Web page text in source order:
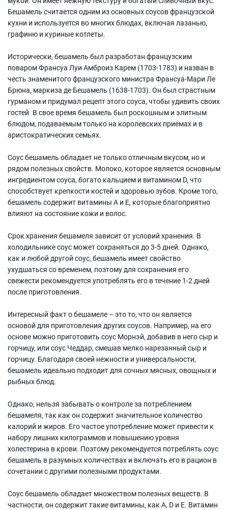
Масло оливковое, Сельдерей, Морковь, Лук репчатый, Вино
красное сухое, Томатное пюре, Говяжий фарш, Мускатный орех
Бешамель считается одним из основных соусов французской
кухни и используется во многих блюдах, включая лазанью,
графиню и куриные котлеты.
Исторически, бешамель был разработан французским
поваром Франсуа Луи Амброиз Карем (1703-1783) и назван в
честь знаменитого французского министра Франсуа-Мари Ле
Брюна, маркиза де Бешамель (1638-1703). Он был страстным
гурманом и придумал рецепт этого соуса, чтобы удивить своих
гостей. В свое время бешамель был роскошным и элитным
блюдом, подаваемым только на королевских приемах и в
аристократических семьях.
Соус бешамель обладает не только отличным вкусом, но и
рядом полезных свойств. Молоко, которое является основным
ингредиентом соуса, богато кальцием и витамином D, что
способствует крепкости костей и здоровью зубов. Кроме того,
бешамель содержит витамины А и Е, которые благоприятно
влияют на состояние кожи и волос.
Срок хранения бешамеля зависит от условий хранения. В
холодильнике соус может сохраняться до 3-5 дней. Однако,
как и любой другой соус, бешамель имеет свойство
ухудшаться со временем, поэтому для сохранения его
свежести рекомендуется употреблять его в течение 1-2 дней
после приготовления.
Интересный факт о бешамеле – это то, что он является
основой для приготовления других соусов. Например, на его
основе можно приготовить соус Морнэй, добавив в него сыр и
горчицу, или соус Чеддар, смешав мелко нарезанный сыр и
горчицу. Благодаря своей нежности и универсальности,
бешамель идеально подходит для сочных мясных, овощных и
рыбных блюд.
Однако, нельзя забывать о контроле за потреблением
бешамеля, так как он содержит значительное количество
калорий и жиров. Его частое употребление может привести к
набору лишних килограммов и повышению уровня
холестерина в крови. Поэтому рекомендуется потреблять соус
бешамель в разумных количествах и включать его в рацион в
сочетании с другими полезными продуктами.
Соус бешамель обладает множеством полезных веществ. В
частности, он содержит такие витамины, как A, D и E. Витамин